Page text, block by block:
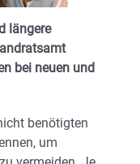
längere
bei neuen und
benötigten
um